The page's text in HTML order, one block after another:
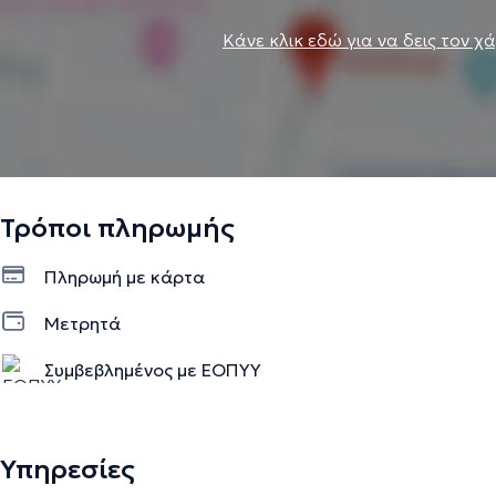
Κάνε κλικ εδώ για να δεις τον
Τρόποι πληρωμής
Πληρωμή με κάρτα
Μετρητά
Συμβεβλημένος με ΕΟΠΥΥ
Υπηρεσίες